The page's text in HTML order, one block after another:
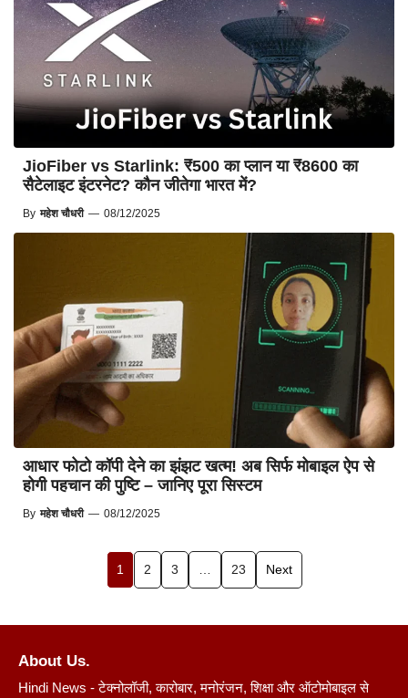
JioFiber vs Starlink: ₹500 का प्लान या ₹8600 का
सैटेलाइट इंटरनेट? कौन जीतेगा भारत में?
By महेश चौधरी — 08/12/2025
आधार फोटो कॉपी देने का झंझट खत्म! अब सिर्फ मोबाइल ऐप से
होगी पहचान की पुष्टि – जानिए पूरा सिस्टम
By महेश चौधरी — 08/12/2025
1 2 3 23 Next
About Us.
Hindi News - टेक्नोलॉजी, कारोबार, मनोरंजन, शिक्षा और ऑटोमोबाइल से